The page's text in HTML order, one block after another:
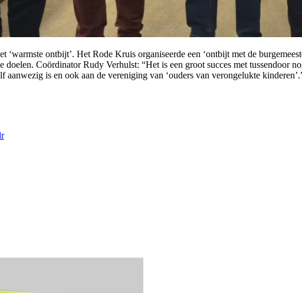
‘warmste ontbijt’. Het Rode Kruis organiseerde een ‘ontbijt met de
doelen. Coördinator Rudy Verhulst: “Het is een groot succes met tussendoor
is en ook aan de vereniging van ‘ouders van verongelukte